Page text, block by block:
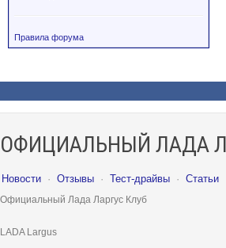
Правила форума
ОФИЦИАЛЬНЫЙ ЛАДА
Новости · Отзывы · Тест-драйвы · Статьи
Официальный Лада Ларгус Клуб
LADA Largus